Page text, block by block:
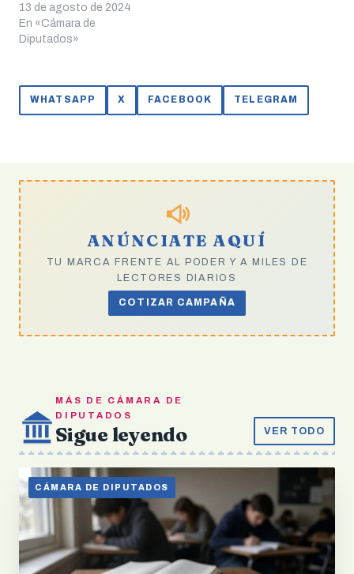
13 de agosto de 2024
En «Cámara de
Diputados»
WHATSAPP X FACEBOOK TELEGRAM
ANÚNCIATE AQUÍ
TU MARCA FRENTE AL PODER Y A MILES DE
LECTORES DIARIOS
COTIZAR CAMPAÑA
MÁS DE CÁMARA DE
DIPUTADOS
Sigue leyendo VER TODO
CÁMARA DE DIPUTADOS